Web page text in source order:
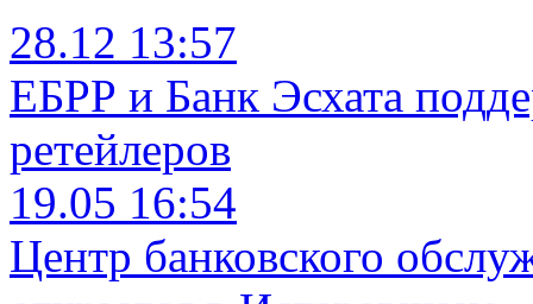
28.12 13:57
ЕБРР и Банк Эсхата
ретейлеров
19.05 16:54
Центр банковского